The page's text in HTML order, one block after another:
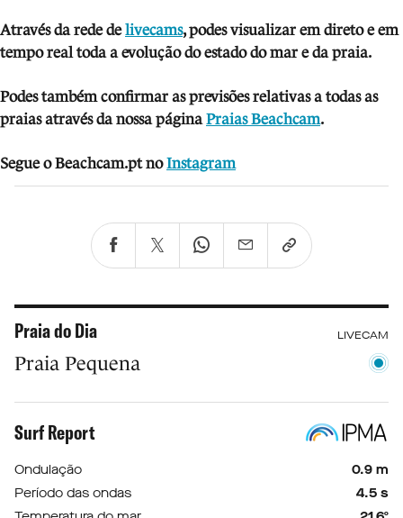
Através da rede delivecams, podes visualizar em direto e em
tempo real toda a evolução do estado do mar e da praia.
Podes também confirmar as previsões relativas a todas as
praias através da nossa páginaPraias Beachcam.
Segue o Beachcam.pt no Instagram
Praia do Dia LIVECAM
Praia Pequena
Surf Report
Ondulação
0.9 m
Período das ondas
4.5 s